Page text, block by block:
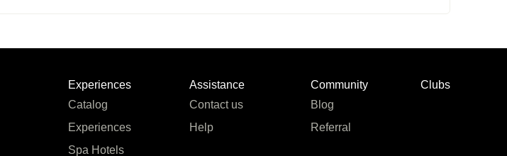
Experiences
Catalog
Experiences
Spa Hotels
Assistance
Contact us
Help
Community
Blog
Referral
Clubs